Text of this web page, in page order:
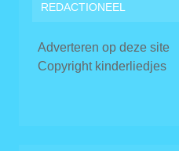
REDACTIONEEL
Adverteren op deze site
Copyright kinderliedjes